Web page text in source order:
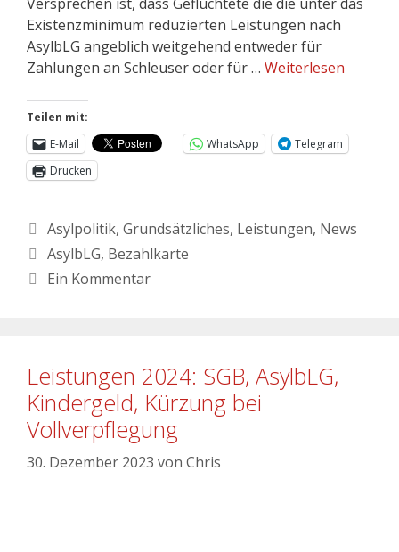
Existenzminimum reduzierten Leistungen nach
AsylbLG angeblich weitgehend entweder für
Zahlungen an Schleuser oder für … Weiterlesen
Teilen mit:
E-Mail
WhatsApp
Telegram
Drucken
Asylpolitik, Grundsätzliches, Leistungen, News
AsylbLG, Bezahlkarte
Ein Kommentar
Leistungen 2024: SGB, AsylbLG,
Kindergeld, Kürzung bei
Vollverpflegung
30. Dezember 2023 von Chris